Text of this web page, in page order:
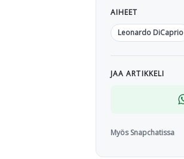
AIHEET
Leonardo DiCaprio
JAA ARTIKKELI
Myös Snapchatissa